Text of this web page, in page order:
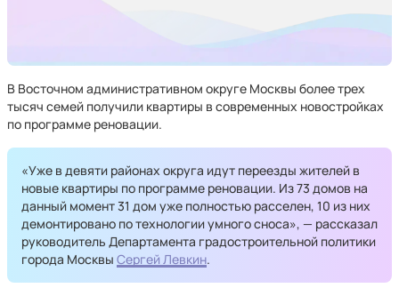
В Восточном административном округе Москвы более трех
тысяч семей получили квартиры в современных новостройках
по программе реновации.
«Уже в девяти районах округа идут переезды жителей в
новые квартиры по программе реновации. Из 73 домов на
данный момент 31 дом уже полностью расселен, 10 из них
демонтировано по технологии умного сноса», — рассказал
руководитель Департамента градостроительной политики
города Москвы Сергей Левкин.